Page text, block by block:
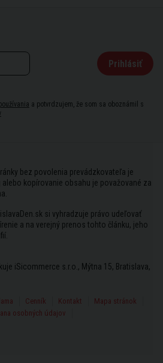
Prihlásiť
a potvrdzujem, že som sa oboznámil s
bez povolenia prevádzkovateľa je
kopírovanie obsahu je považované za
si vyhradzuje právo udeľovať
a na verejný prenos tohto článku, jeho
iSicommerce s.r.o., Mýtna 15, Bratislava,
Cenník Kontakt
Mapa stránok
osobných údajov